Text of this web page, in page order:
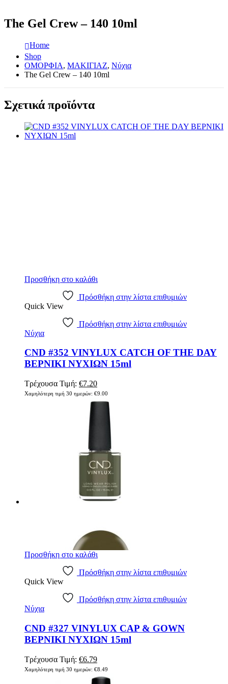
The Gel Crew – 140 10ml
Home
Shop
ΟΜΟΡΦΙΑ, ΜΑΚΙΓΙΑΖ, Νύχια
The Gel Crew – 140 10ml
Σχετικά προϊόντα
Προσθήκη στο καλάθι
Πρόσθήκη στην λίστα επιθυμιών
Quick View
Πρόσθήκη στην λίστα επιθυμιών
Νύχια
CND #352 VINYLUX CATCH OF THE DAY
ΒΕΡΝΙΚΙ ΝΥΧΙΩΝ 15ml
Τρέχουσα Τιμή: Original
price
was:
€9.00.
€7.20Η
τρέχουσα
τιμή
είναι:
€7.20.
Χαμηλότερη τιμή 30 ημερών: €9.00
Προσθήκη στο καλάθι
Πρόσθήκη στην λίστα επιθυμιών
Quick View
Πρόσθήκη στην λίστα επιθυμιών
Νύχια
CND #327 VINYLUX CAP & GOWN
ΒΕΡΝΙΚΙ ΝΥΧΙΩΝ 15ml
Τρέχουσα Τιμή: Original
price
was:
€6.79Η
τρέχουσα
τιμή
Χαμηλότερη τιμή 30 ημερών: €8.49